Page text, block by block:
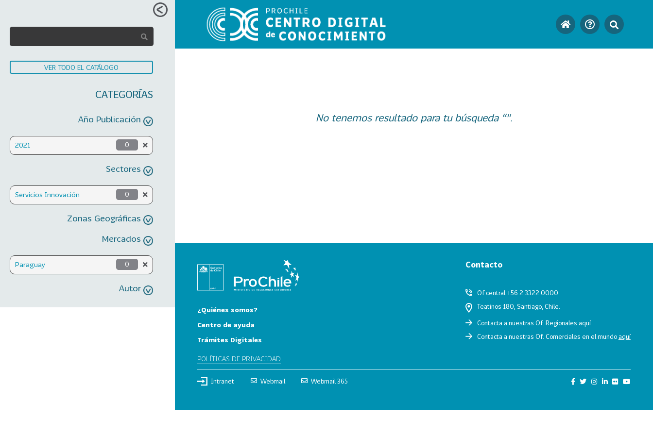
VER TODO EL CATÁLOGO
CATEGORÍAS
Año Publicación
2021 0
Sectores
Servicios Innovación 0
Zonas Geográficas
Mercados
Paraguay 0
Autor
No tenemos resultado para tu búsqueda “”.
¿Quiénes somos?
Centro de ayuda
Trámites Digitales
POLÍTICAS DE PRIVACIDAD
Contacto
Of central +56 2 3322 0000
Teatinos 180, Santiago, Chile.
Contacta a nuestras Of. Regionales aquí
Contacta a nuestras Of. Comerciales en el mundoaquí
Intranet Webmail Webmail 365